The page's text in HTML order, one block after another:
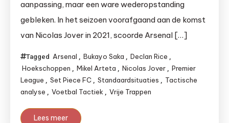
aanpassing, maar een ware wederopstanding
gebleken. In het seizoen voorafgaand aan de komst
van Nicolas Jover in 2021, scoorde Arsenal […]
Tagged Arsenal , Bukayo Saka , Declan Rice ,
Hoekschoppen , Mikel Arteta , Nicolas Jover , Premier
League , Set Piece FC , Standaardsituaties , Tactische
analyse , Voetbal Tactiek , Vrije Trappen
Lees meer